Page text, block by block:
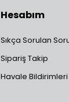
Hesabım
Sıkça Sorulan
Sipariş Takip
Havale Bildirimleri